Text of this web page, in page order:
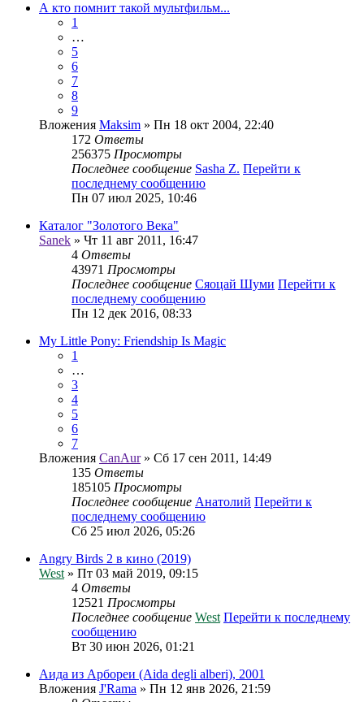
А кто помнит такой мультфильм...
1
…
5
6
7
8
9
Вложения Maksim » Пн 18 окт 2004, 22:40
172 Ответы
256375 Просмотры
Последнее сообщение Sasha Z. Перейти к
последнему сообщению
Пн 07 июл 2025, 10:46
Каталог "Золотого Века"
Sanek » Чт 11 авг 2011, 16:47
4 Ответы
43971 Просмотры
Последнее сообщение Сяоцай Шуми Перейти к
последнему сообщению
Пн 12 дек 2016, 08:33
My Little Pony: Friendship Is Magic
1
…
3
4
5
6
7
Вложения CanAur» Сб 17 сен 2011, 14:49
135 Ответы
185105 Просмотры
Последнее сообщение Анатолий Перейти к
последнему сообщению
Сб 25 июл 2026, 05:26
Angry Birds 2 в кино (2019)
West » Пт 03 май 2019, 09:15
4 Ответы
12521 Просмотры
Последнее сообщение West Перейти к последнему
сообщению
Вт 30 июн 2026, 01:21
Аида из Арбореи (Aida degli alberi), 2001
Вложения J'Rama » Пн 12 янв 2026, 21:59